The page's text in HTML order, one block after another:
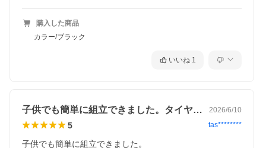
購入した商品
カラー/ブラック
いいね 1
子供でも簡単に組立できました。タイヤが… 2026/6/10
5 tas********
子供でも簡単に組立できました。